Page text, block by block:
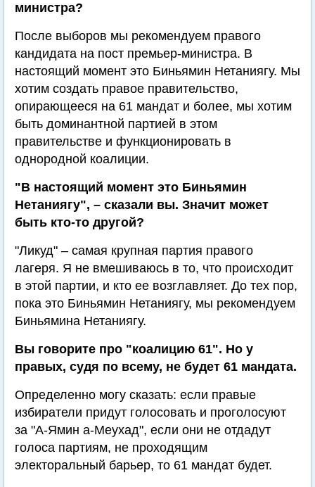
министра?
После выборов мы рекомендуем правого
кандидата на пост премьер-министра. В
настоящий момент это Биньямин Нетаниягу. Мы
хотим создать правое правительство,
опирающееся на 61 мандат и более, мы хотим
быть доминантной партией в этом
правительстве и функционировать в
однородной коалиции.
"В настоящий момент это Биньямин
Нетаниягу", – сказали вы. Значит может
быть кто-то другой?
"Ликуд" – самая крупная партия правого
лагеря. Я не вмешиваюсь в то, что происходит
в этой партии, и кто ее возглавляет. До тех пор,
пока это Биньямин Нетаниягу, мы рекомендуем
Биньямина Нетаниягу.
Вы говорите про "коалицию 61". Но у
правых, судя по всему, не будет 61 мандата.
Определенно могу сказать: если правые
избиратели придут голосовать и проголосуют
за "А-Ямин а-Меухад", если они не отдадут
голоса партиям, не проходящим
электоральный барьер, то 61 мандат будет.